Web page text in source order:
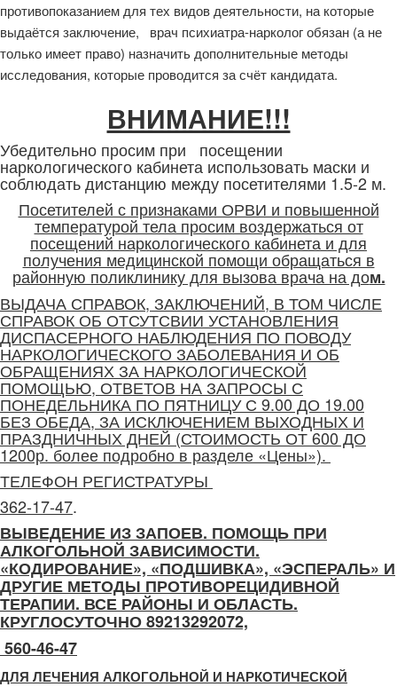
противопоказанием для тех видов деятельности, на которые
выдаётся заключение, врач психиатра-нарколог обязан (а не
только имеет право) назначить дополнительные методы
исследования, которые проводится за счёт кандидата.
ВНИМАНИЕ!!!
Убедительно просим при посещении
наркологического кабинета использовать маски и
соблюдать дистанцию между посетителями 1.5-2 м.
Посетителей с признаками ОРВИ и повышенной
температурой тела просим воздержаться от
посещений наркологического кабинета и для
получения медицинской помощи обращаться в
районную поликлинику для вызова врача на дом.
ВЫДАЧА СПРАВОК, ЗАКЛЮЧЕНИЙ, В ТОМ ЧИСЛЕ
СПРАВОК ОБ ОТСУТСВИИ УСТАНОВЛЕНИЯ
ДИСПАСЕРНОГО НАБЛЮДЕНИЯ ПО ПОВОДУ
НАРКОЛОГИЧЕСКОГО ЗАБОЛЕВАНИЯ И ОБ
ОБРАЩЕНИЯХ ЗА НАРКОЛОГИЧЕСКОЙ
ПОМОЩЬЮ, ОТВЕТОВ НА ЗАПРОСЫ С
ПОНЕДЕЛЬНИКА ПО ПЯТНИЦУ С 9.00 ДО 19.00
БЕЗ ОБЕДА, ЗА ИСКЛЮЧЕНИЕМ ВЫХОДНЫХ И
ПРАЗДНИЧНЫХ ДНЕЙ (СТОИМОСТЬ ОТ 600 ДО
1200р. более подробно в разделе «Цены»).
ТЕЛЕФОН РЕГИСТРАТУРЫ
362-17-47.
ВЫВЕДЕНИЕ ИЗ ЗАПОЕВ. ПОМОЩЬ ПРИ
АЛКОГОЛЬНОЙ ЗАВИСИМОСТИ.
«КОДИРОВАНИЕ», «ПОДШИВКА», «ЭСПЕРАЛЬ» И
ДРУГИЕ МЕТОДЫ ПРОТИВОРЕЦИДИВНОЙ
ТЕРАПИИ. ВСЕ РАЙОНЫ И ОБЛАСТЬ.
КРУГЛОСУТОЧНО 89213292072,
560-46-47
ДЛЯ ЛЕЧЕНИЯ АЛКОГОЛЬНОЙ И НАРКОТИЧЕСКОЙ